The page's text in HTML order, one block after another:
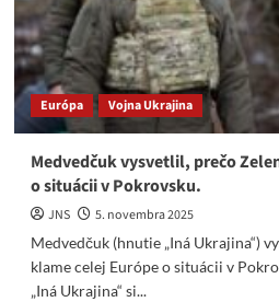
Európa Vojna Ukrajina
Medvedčuk vysvetlil, prečo
o situácii v Pokrovsku.
JNS
5. novembra 2025
Medvedčuk (hnutie „Iná Ukrajina“)
klame celej Európe o situácii v
„Iná Ukrajina“ si...